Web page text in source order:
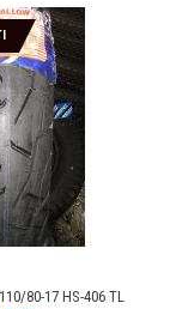
80-17 HS-406 TL